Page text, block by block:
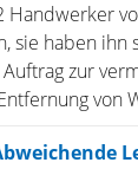
Handwerker
sie haben ihn
zur
von